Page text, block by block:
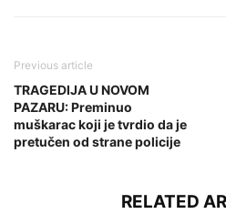
Previous article
TRAGEDIJA U NOVOM
PAZARU: Preminuo
muškarac koji je tvrdio da je
pretučen od strane policije
RELATED